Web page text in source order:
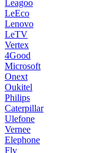
Leagoo
LeEco
Lenovo
LeTV
Vertex
4Good
Microsoft
Onext
Oukitel
Philips
Caterpillar
Ulefone
Vernee
Elephone
Fly